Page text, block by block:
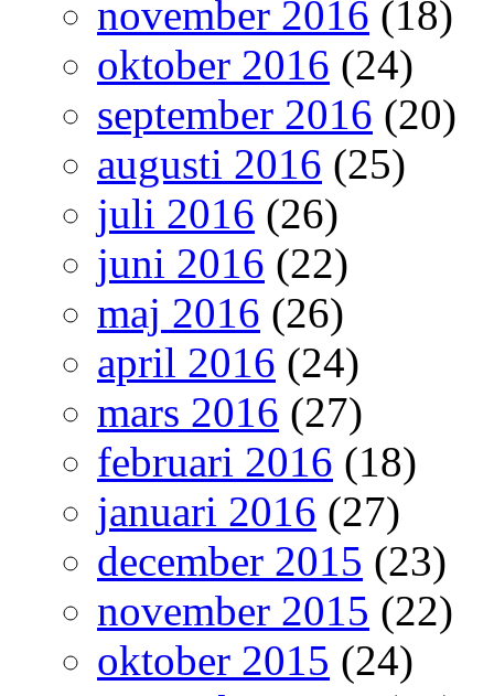
november 2016 (18)
oktober 2016 (24)
september 2016 (20)
augusti 2016 (25)
juli 2016 (26)
juni 2016 (22)
maj 2016 (26)
april 2016 (24)
mars 2016 (27)
februari 2016 (18)
januari 2016 (27)
december 2015 (23)
november 2015 (22)
oktober 2015 (24)